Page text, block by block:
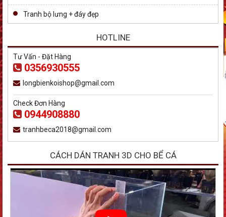
Tranh bộ lưng + đáy đẹp
HOTLINE
Tư Vấn - Đặt Hàng
0356930555
longbienkoishop@gmail.com
Check Đơn Hàng
0944908880
tranhbeca2018@gmail.com
CÁCH DÁN TRANH 3D CHO BỂ CÁ